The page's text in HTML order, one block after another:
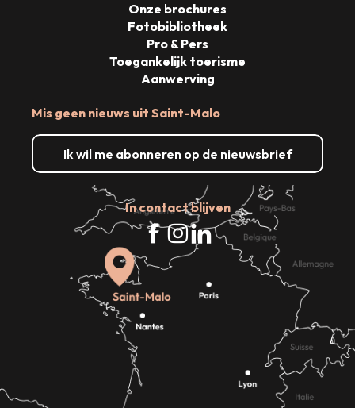
Mis geen nieuws uit Saint-Malo
Ik wil me abonneren op de nieuwsbrief
In contact blijven
Onze brochures
Fotobibliotheek
Pro & Pers
Toegankelijk toerisme
Aanwerving